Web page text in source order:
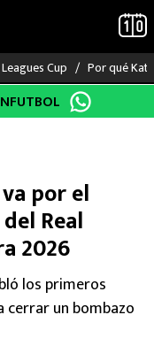
Cup Por qué
por el
Real
2026
los primeros
cerrar un bombazo